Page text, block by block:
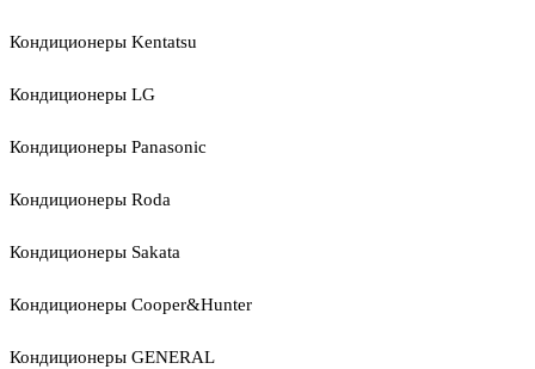
Кондиционеры Kentatsu
Кондиционеры LG
Кондиционеры Panasonic
Кондиционеры Roda
Кондиционеры Sakata
Кондиционеры Cooper&Hunter
Кондиционеры GENERAL